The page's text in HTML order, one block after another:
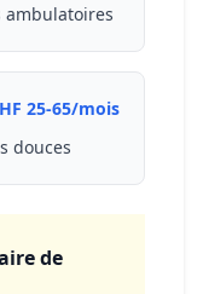
ambulatoires
25-65/mois
douces
de